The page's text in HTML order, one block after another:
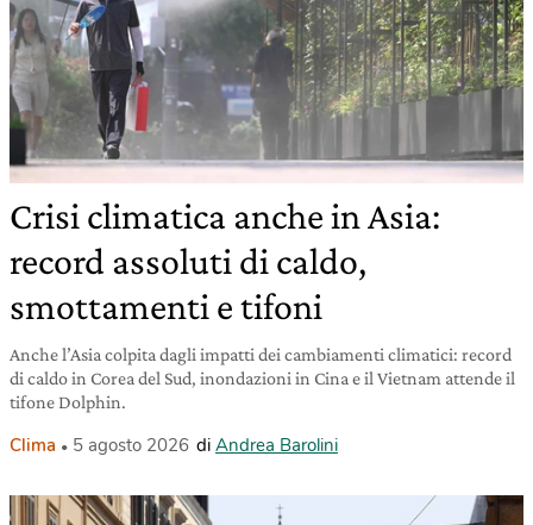
Crisi climatica anche in Asia:
record assoluti di caldo,
smottamenti e tifoni
Anche l’Asia colpita dagli impatti dei cambiamenti climatici: record
di caldo in Corea del Sud, inondazioni in Cina e il Vietnam attende il
tifone Dolphin.
Clima 5 agosto 2026 di Andrea Barolini